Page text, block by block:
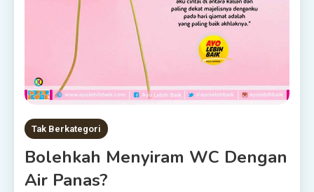
Tak Berkategori
Bolehkah Menyiram WC Dengan
Air Panas?